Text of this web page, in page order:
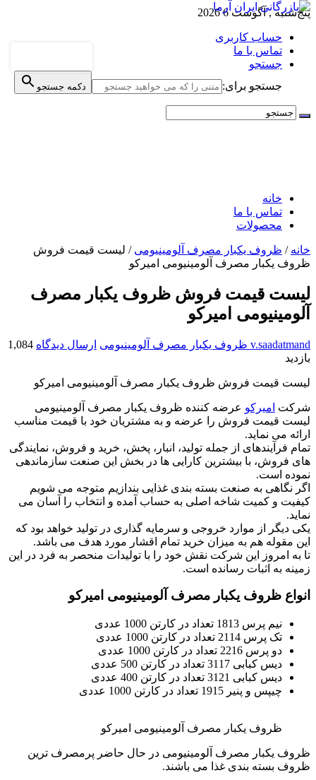
پنج‌شنبه , آگوست 6 2026
حساب کاربری
تماس با ما
جستجو
جستجو برای:
دکمه جستجو
خانه
تماس با ما
محصولات
خانه / ظروف یکبار مصرف آلومینیومی / لیست قیمت فروش
ظروف یکبار مصرف آلومینیومی امیرکو
لیست قیمت فروش ظروف یکبار مصرف
آلومینیومی امیرکو
v.saadatmand ظروف یکبار مصرف آلومینیومی ارسال دیدگاه 1,084
بازدید
لیست قیمت فروش ظروف یکبار مصرف آلومینیومی امیرکو
شرکت امیرکو عرضه کننده ظروف یکبار مصرف آلومینیومی
لیست قیمت فروش را عرضه و به مشتریان خود با قیمت مناسب
ارائه می نماید.
تمام فرآیندهای از جمله تولید، انبار، پخش، خرید و فروش، نمایندگی
های فروش، با بیشترین کارایی ها در بخش این صنعت سازماندهی
نموده است.
اگر نگاهی به صنعت بسته بندی غذایی بندازیم متوجه می شویم
کیفیت و کمیت شاخه اصلی به حساب آمده و انتخاب را آسان می
نماید.
یکی دیگر از موارد خروجی و سرمایه گذاری در تولید خواهد بود که
این مقوله هم به میزان خرید تمام اقشار مورد هدف می باشد.
تا به امروز این شرکت نقش خود را با تولیدات منحصر به فرد در این
زمینه به اثبات رسانده است.
انواع ظروف یکبار مصرف آلومینیومی امیرکو
نیم پرس 1813 تعداد در کارتن 1000 عددی
تک پرس 2114 تعداد در کارتن 1000 عددی
دو پرس 2216 تعداد در کارتن 1000 عددی
دیس کبابی 3117 تعداد در کارتن 500 عددی
دیس کبابی 3121 تعداد در کارتن 400 عددی
چیپس و پنیر 1915 تعداد در کارتن 1000 عددی
ظروف یکبار مصرف آلومینیومی امیرکو
ظروف یکبار مصرف آلومینیومی در حال حاضر پرمصرف ترین
ظروف بسته بندی غذا می باشند.